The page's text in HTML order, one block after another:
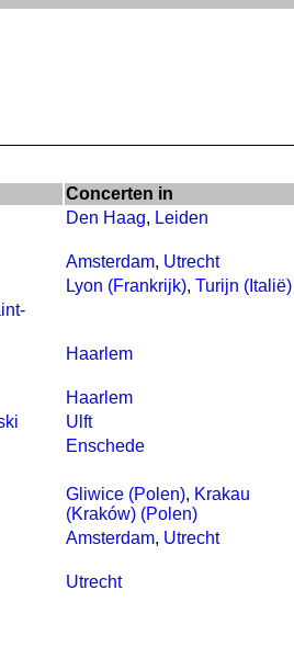
Concerten in
Den Haag, Leiden
Amsterdam, Utrecht
Lyon (Frankrijk), Turijn (Italië)
Haarlem
Haarlem
Ulft
Enschede
Gliwice (Polen), Krakau
(Kraków) (Polen)
Amsterdam, Utrecht
Utrecht